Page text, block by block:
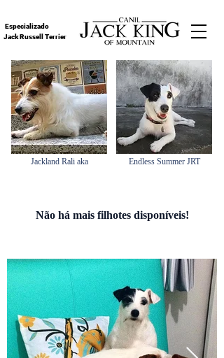
Especializado
Jack Russell Terrier
Jackland Rali aka Endless Summer JRT
Não há mais filhotes disponíveis!